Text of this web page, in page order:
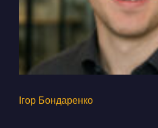
Ігор Бондаренко